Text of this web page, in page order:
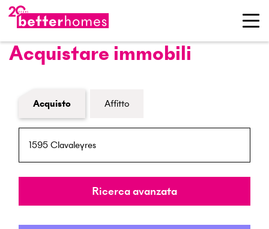
Acquistare immobili
Modulo di ricerca immobiliare
Acquisto Affitto
NPA / Località
Raggio
Ricerca avanzata